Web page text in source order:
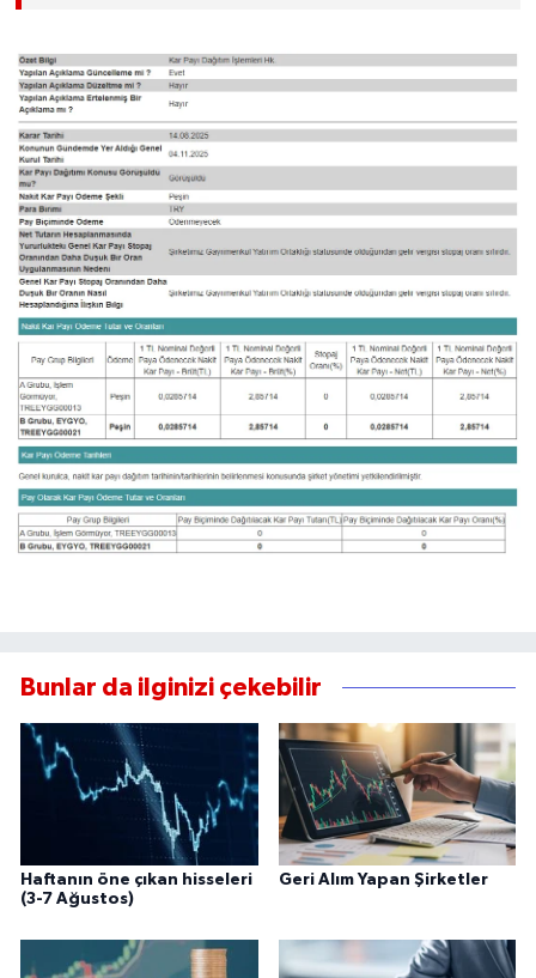
Bunlar da ilginizi çekebilir
Haftanın öne çıkan hisseleri
(3-7 Ağustos)
Geri Alım Yapan Şirketler